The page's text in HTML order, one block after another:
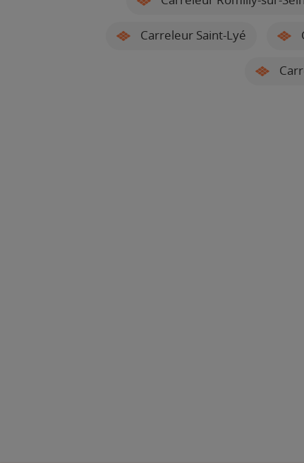
Carreleur Saint-Lyé